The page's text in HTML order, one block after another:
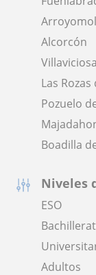
Alcorcón
Las
Pozuelo
Boadilla
Niveles
ESO
Adultos